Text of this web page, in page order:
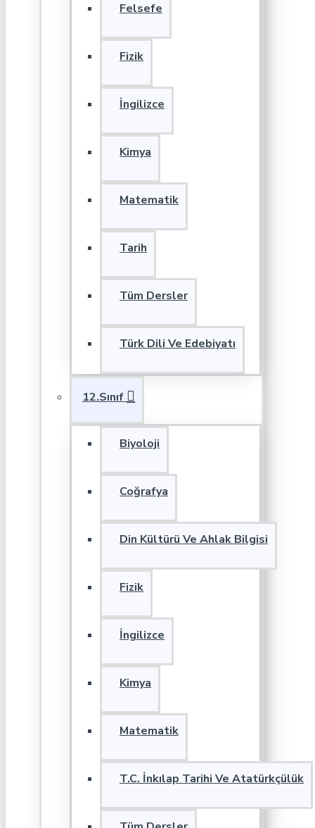
Felsefe
Fizik
İngilizce
Kimya
Matematik
Tarih
Tüm Dersler
Türk Dili Ve Edebiyatı
12.Sınıf
Biyoloji
Coğrafya
Din Kültürü Ve Ahlak Bilgisi
Fizik
İngilizce
Kimya
Matematik
T.C. İnkılap Tarihi Ve Atatürkçülük